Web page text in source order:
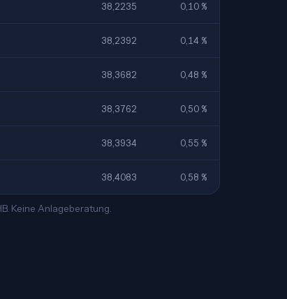
38,2235 0,10 %
38,2392 0,14 %
38,3682 0,48 %
38,3762 0,50 %
38,3934 0,55 %
38,4083 0,58 %
Keine Anlageberatung.